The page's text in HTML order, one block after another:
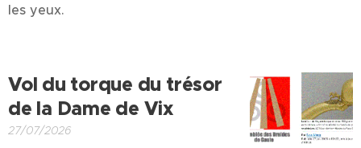
les yeux.
Vol du torque du trésor
de la Dame de Vix
27/07/2026